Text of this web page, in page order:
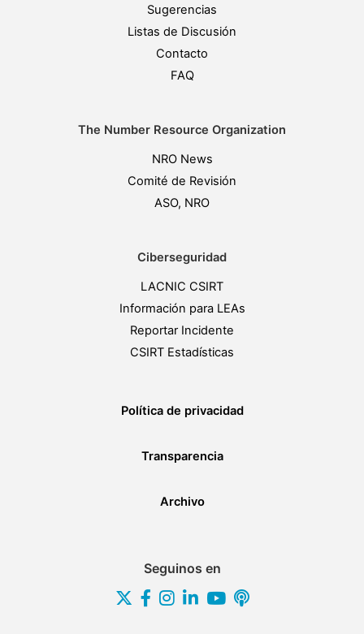
Sugerencias
Listas de Discusión
Contacto
FAQ
The Number Resource Organization
NRO News
Comité de Revisión
ASO, NRO
Ciberseguridad
LACNIC CSIRT
Información para LEAs
Reportar Incidente
CSIRT Estadísticas
Política de privacidad
Transparencia
Archivo
Seguinos en